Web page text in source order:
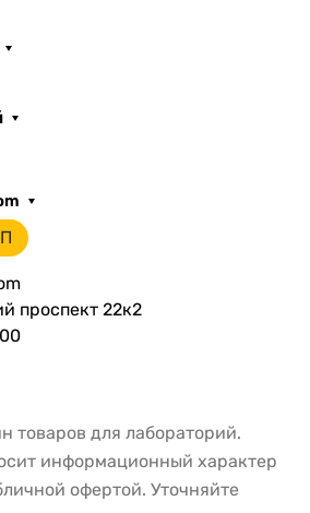
проспект 22к2
товаров для лабораторий.
информационный характер
офертой. Уточняйте